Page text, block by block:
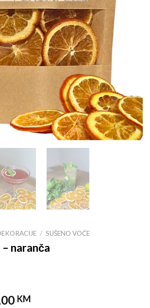
/ SUŠENO VOĆE
naranča
KM